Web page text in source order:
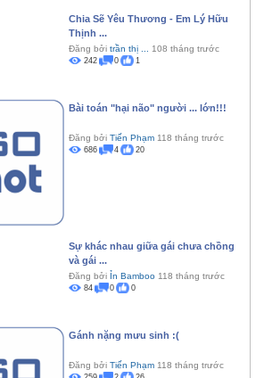
Chia Sẽ Yêu Thương - Em Lý Hữu
Thịnh ...
Đăng bởi trần thị ... 108 tháng trước
242 0 1
Bài toán "hại não" người ... lớn!!!
Đăng bởi Tiến Phạm 118 tháng trước
686 4 20
Sự khác nhau giữa gái chưa chồng
và gái ...
Đăng bởi Ỉn Bamboo 118 tháng trước
84 0 0
Gánh nặng mưu sinh :(
Đăng bởi Tiến Phạm 118 tháng trước